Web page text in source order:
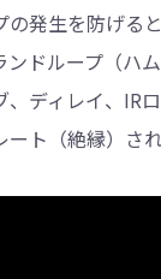
の発生を防げる
ドループ（ハ
、ディレイ、IR
ト（絶縁）さ